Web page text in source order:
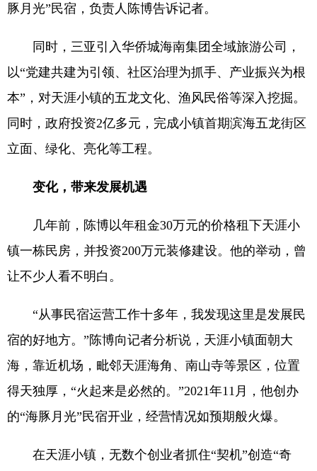
豚月光”民宿，负责人陈博告诉记者。
同时，三亚引入华侨城海南集团全域旅游公司，
以“党建共建为引领、社区治理为抓手、产业振兴为根
本”，对天涯小镇的五龙文化、渔风民俗等深入挖掘。
同时，政府投资2亿多元，完成小镇首期滨海五龙街区
立面、绿化、亮化等工程。
变化，带来发展机遇
几年前，陈博以年租金30万元的价格租下天涯小
镇一栋民房，并投资200万元装修建设。他的举动，曾
让不少人看不明白。
“从事民宿运营工作十多年，我发现这里是发展民
宿的好地方。”陈博向记者分析说，天涯小镇面朝大
海，靠近机场，毗邻天涯海角、南山寺等景区，位置
得天独厚，“火起来是必然的。”2021年11月，他创办
的“海豚月光”民宿开业，经营情况如预期般火爆。
在天涯小镇，无数个创业者抓住“契机”创造“奇